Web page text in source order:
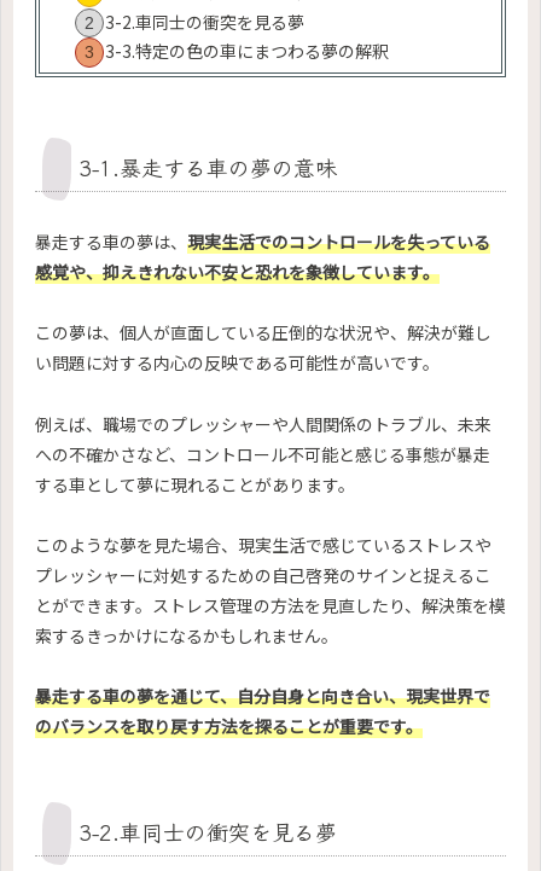
3-2.車同士の衝突を見る夢
3-3.特定の色の車にまつわる夢の解釈
3-1.暴走する車の夢の意味
暴走する車の夢は、 現実生活でのコントロールを失っている
感覚や、抑えきれない不安と恐れを象徴しています。
この夢は、個人が直面している圧倒的な状況や、解決が難し
い問題に対する内心の反映である可能性が高いです。
例えば、職場でのプレッシャーや人間関係のトラブル、未来
への不確かさなど、コントロール不可能と感じる事態が暴走
する車として夢に現れることがあります。
このような夢を見た場合、現実生活で感じているストレスや
プレッシャーに対処するための自己啓発のサインと捉えるこ
とができます。ストレス管理の方法を見直したり、解決策を模
索するきっかけになるかもしれません。
暴走する車の夢を通じて、自分自身と向き合い、現実世界で
のバランスを取り戻す方法を探ることが重要です。
3-2.車同士の衝突を見る夢